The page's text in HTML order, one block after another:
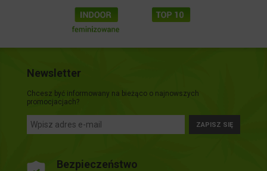
Newsletter
Chcesz być informowany na bieżąco o najnowszych
promocjacjach?
ZAPISZ SIĘ
Bezpieczeństwo